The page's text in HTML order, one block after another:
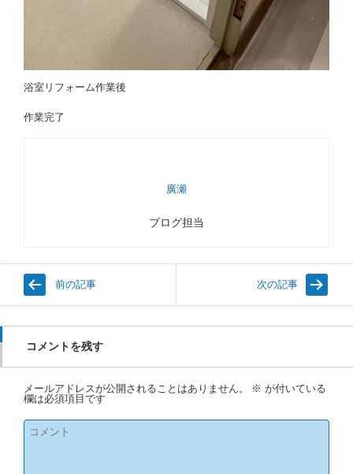
浴室リフォーム作業後
作業完了
廣瀬
ブログ担当
前の記事 次の記事
コメントを残す
メールアドレスが公開されることはありません。 ※ が付いている
欄は必須項目です